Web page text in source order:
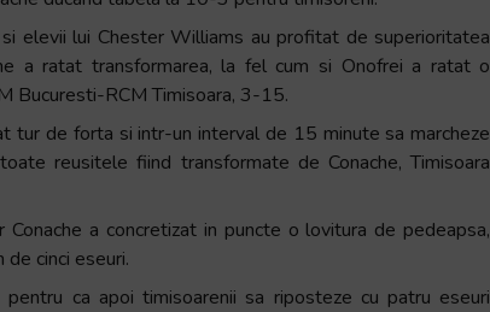
elevii lui Chester Williams au profitat de superioritatea
a ratat transformarea, la fel cum si Onofrei a ratat o
Bucuresti-RCM Timisoara, 3-15.
tur de forta si intr-un interval de 15 minute sa marcheze
reusitele fiind transformate de Conache, Timisoara
a concretizat in puncte o lovitura de pedeapsa,
cinci eseuri.
ca apoi timisoarenii sa riposteze cu patru eseuri